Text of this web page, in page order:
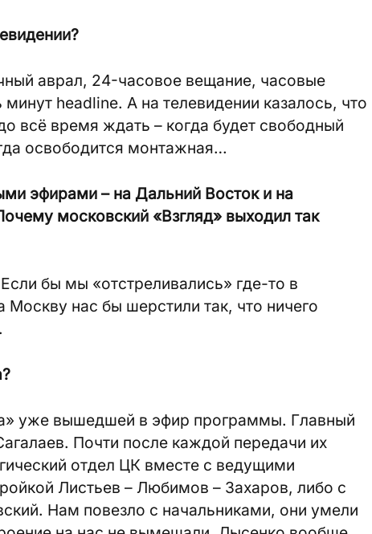
аврал, 24-часовое вещание, часовые
headline. А на телевидении казалось, что
всё время ждать – когда будет свободный
освободится монтажная…
эфирами – на Дальний Восток и на
московский «Взгляд» выходил так
бы мы «отстреливались» где-то в
Москву нас бы шерстили так, что ничего
уже вышедшей в эфир программы. Главный
Почти после каждой передачи их
отдел ЦК вместе с ведущими
Листьев – Любимов – Захаров, либо с
Нам повезло с начальниками, они умели